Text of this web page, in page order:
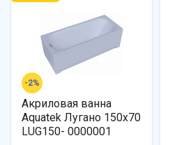
-2%
Акриловая ванна
Aquatek Лугано 150x70
LUG150- 0000001